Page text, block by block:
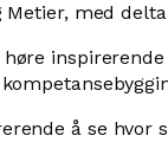
Metier, med
å se